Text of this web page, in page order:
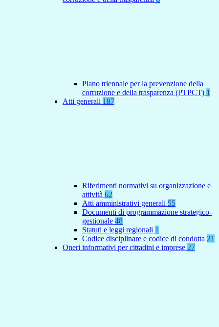
Piano triennale per la prevenzione della
corruzione e della trasparenza (PTPCT) 1
Atti generali 187
Riferimenti normativi su organizzazione e
attività 62
Atti amministrativi generali 55
Documenti di programmazione strategico-
gestionale 48
Statuti e leggi regionali 1
Codice disciplinare e codice di condotta 21
Oneri informativi per cittadini e imprese 27